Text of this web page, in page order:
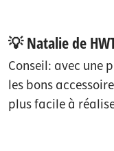
💡 Natalie de
Conseil: avec une
les bons
plus facile à